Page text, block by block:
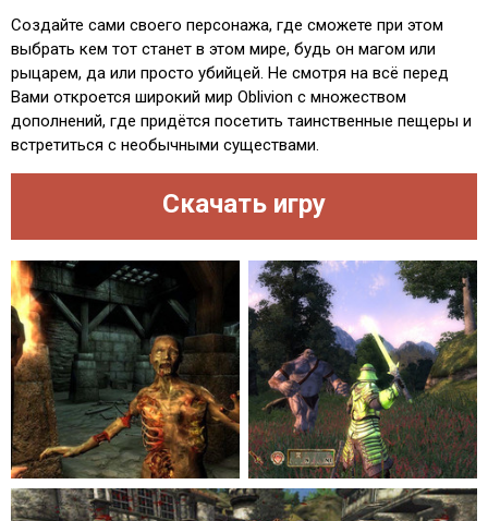
Создайте сами своего персонажа, где сможете при этом
выбрать кем тот станет в этом мире, будь он магом или
рыцарем, да или просто убийцей. Не смотря на всё перед
Вами откроется широкий мир Oblivion с множеством
дополнений, где придётся посетить таинственные пещеры и
встретиться с необычными существами.
Скачать игру